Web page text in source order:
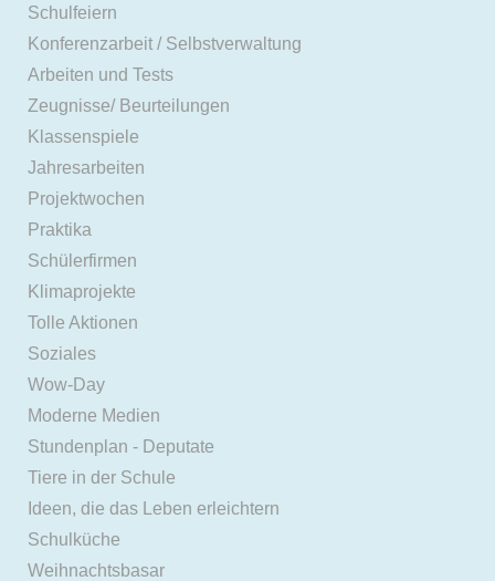
Schulfeiern
Konferenzarbeit / Selbstverwaltung
Arbeiten und Tests
Zeugnisse/ Beurteilungen
Klassenspiele
Jahresarbeiten
Projektwochen
Praktika
Schülerfirmen
Klimaprojekte
Tolle Aktionen
Soziales
Wow-Day
Moderne Medien
Stundenplan - Deputate
Tiere in der Schule
Ideen, die das Leben erleichtern
Schulküche
Weihnachtsbasar